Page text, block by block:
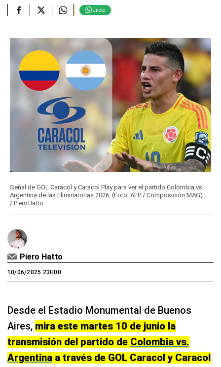
Únete
Señal de GOL Caracol y Caracol Play para ver el partido Colombia vs.
Argentina de las Eliminatorias 2026. (Foto: AFP / Composición MAG)
/ Piero Hatto
Piero Hatto
10/06/2025 23H00
Desde el Estadio Monumental de Buenos
Aires, mira este martes 10 de junio la
transmisión del partido de Colombia vs.
Argentina a través de GOL Caracol y Caracol